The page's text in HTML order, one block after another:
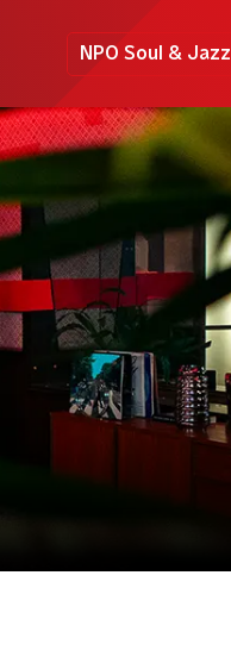
NPO Soul & Jazz